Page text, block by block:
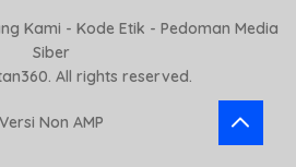
Kami - Kode Etik - Pedoman Media
Siber
All rights reserved.
Versi Non AMP